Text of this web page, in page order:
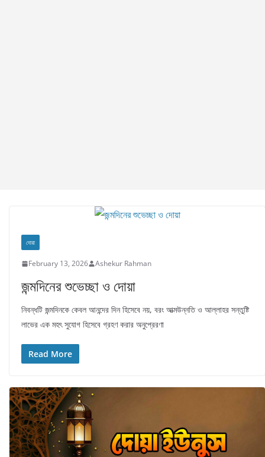
দোয়া
February 13, 2026 Ashekur Rahman
জন্মদিনের শুভেচ্ছা ও দোয়া
নিবন্ধটি জন্মদিনকে কেবল আনন্দের দিন হিসেবে নয়, বরং আত্মউন্নতি ও আল্লাহর সন্তুষ্টি
লাভের এক মহৎ সুযোগ হিসেবে গ্রহণ করার অনুপ্রেরণা
Read More